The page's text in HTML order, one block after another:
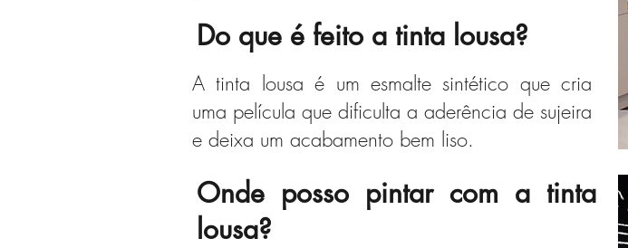
Do que é feito a tinta lousa?
A tinta lousa é um esmalte sintético que cria
uma película que dificulta a aderência de sujeira
e deixa um acabamento bem liso.
Onde posso pintar com a tinta
lousa?